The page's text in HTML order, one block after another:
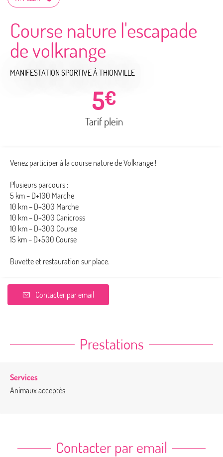
Course nature l'escapade
de volkrange
MANIFESTATION SPORTIVEÀ THIONVILLE
5€
Tarif plein
Venez participer à la course nature de Volkrange !
Plusieurs parcours :
5 km – D+100 Marche
10 km – D+300 Marche
10 km – D+300 Canicross
10 km – D+300 Course
15 km – D+500 Course
Buvette et restauration sur place.
Contacter par email
Prestations
Services
Animaux acceptés
Contacter par email